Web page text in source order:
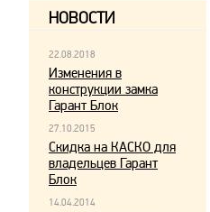
НОВОСТИ
22.08.2018
Изменения в
конструкции замка
Гарант Блок
27.10.2015
Скидка на КАСКО для
владельцев Гарант
Блок
14.04.2014